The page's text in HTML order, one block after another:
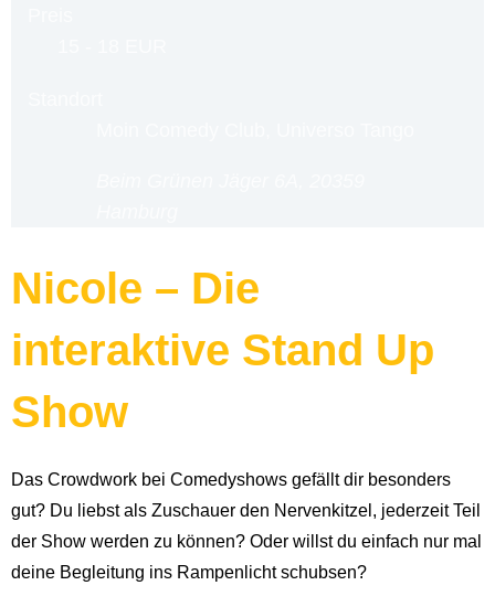
Nicole – Die
interaktive Stand Up
Show
Das Crowdwork bei Comedyshows gefällt dir besonders
gut? Du liebst als Zuschauer den Nervenkitzel, jederzeit Teil
der Show werden zu können? Oder willst du einfach nur mal
deine Begleitung ins Rampenlicht schubsen?